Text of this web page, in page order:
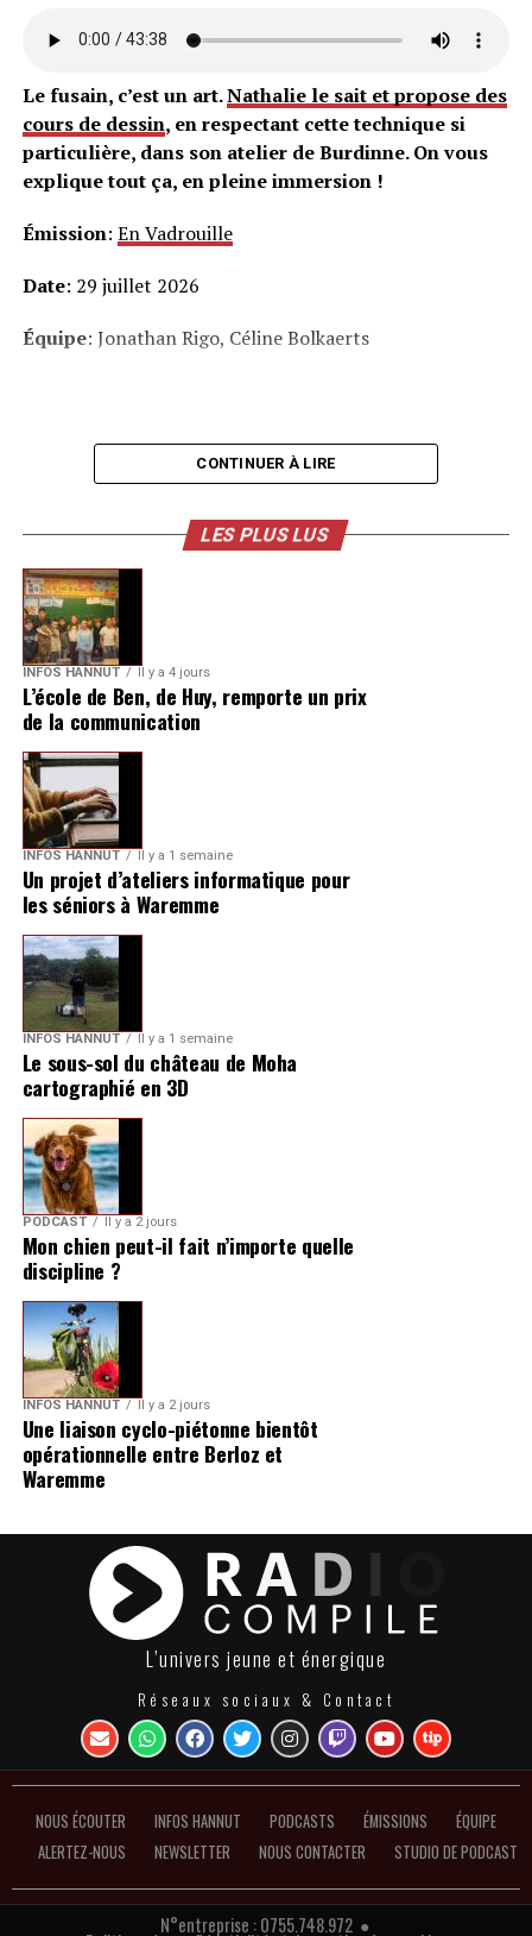
Le fusain, c’est un art.Nathalie le sait et propose des
cours de dessin, en respectant cette technique si
particulière, dans son atelier de Burdinne. On vous
explique tout ça, en pleine immersion !
Émission: En Vadrouille
Date: 29 juillet 2026
Équipe: Jonathan Rigo, Céline Bolkaerts
CONTINUER À LIRE
LES PLUS LUS
INFOS HANNUT Il y a 4 jours
L’école de Ben, de Huy, remporte un prix
de la communication
INFOS HANNUT Il y a 1 semaine
Un projet d’ateliers informatique pour
les séniors à Waremme
INFOS HANNUT Il y a 1 semaine
Le sous-sol du château de Moha
cartographié en 3D
PODCAST Il y a 2 jours
Mon chien peut-il fait n’importe quelle
discipline ?
INFOS HANNUT Il y a 2 jours
Une liaison cyclo-piétonne bientôt
opérationnelle entre Berloz et
Waremme
L’univers jeune et énergique
Réseaux sociaux & Contact
NOUS ÉCOUTER INFOS HANNUT PODCASTS ÉMISSIONS
ÉQUIPE
ALERTEZ-NOUS
NEWSLETTER NOUS CONTACTER STUDIO DE PODCAST
N°entreprise : 0755.748.972 ●